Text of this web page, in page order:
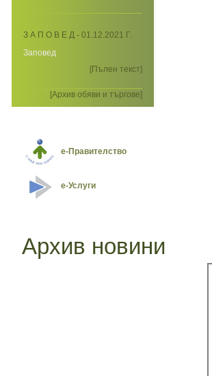
З А П О В Е Д - 01.12.2021 Г.
Заповед
[Пълен текст]
[Архив обяви и търгове]
е-Правителство
е-Услуги
Архив новини